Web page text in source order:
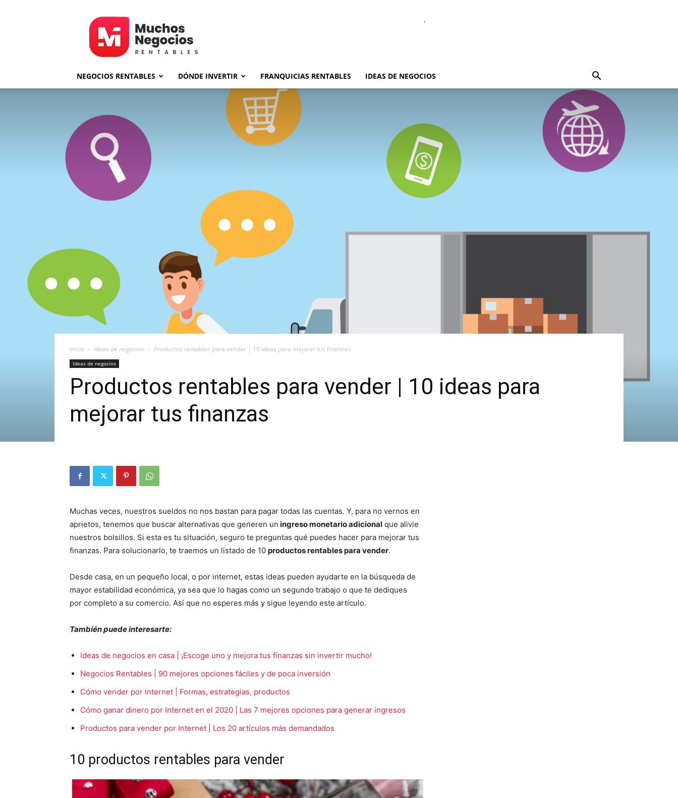
.
NEGOCIOS RENTABLES DÓNDE INVERTIR FRANQUICIAS RENTABLES IDEAS DE NEGOCIOS
Inicio Ideas de negocios Productos rentables para vender | 10 ideas para mejorar tus finanzas
Ideas de negocios
Productos rentables para vender | 10 ideas para
mejorar tus finanzas
Muchas veces, nuestros sueldos no nos bastan para pagar todas las cuentas. Y, para no vernos en
aprietos, tenemos que buscar alternativas que generen un ingreso monetario adicional que alivie
nuestros bolsillos. Si esta es tu situación, seguro te preguntas qué puedes hacer para mejorar tus
finanzas. Para solucionarlo, te traemos un listado de 10 productos rentables para vender.
Desde casa, en un pequeño local, o por internet, estas ideas pueden ayudarte en la búsqueda de
mayor estabilidad económica, ya sea que lo hagas como un segundo trabajo o que te dediques
por completo a su comercio. Así que no esperes más y sigue leyendo este artículo.
También puede interesarte:
Ideas de negocios en casa | ¡Escoge uno y mejora tus finanzas sin invertir mucho!
Negocios Rentables | 90 mejores opciones fáciles y de poca inversión
Cómo vender por Internet | Formas, estrategias, productos
Cómo ganar dinero por Internet en el 2020 | Las 7 mejores opciones para generar ingresos
Productos para vender por Internet | Los 20 artículos más demandados
10 productos rentables para vender